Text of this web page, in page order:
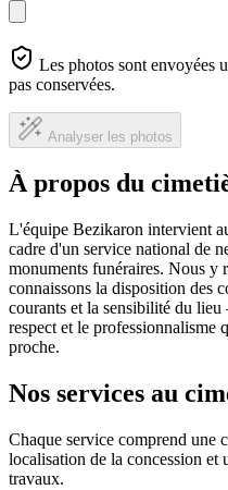
Les photos sont envoyées
pas conservées.
Analyser les photos
À propos du
L'équipe Bezikaron intervient
cadre d'un service national de
monuments funéraires. Nous y
connaissons la disposition des
courants et la sensibilité du
respect et le professionnalisme
proche.
Nos services au
Chaque service comprend une
localisation de la concession et
travaux.